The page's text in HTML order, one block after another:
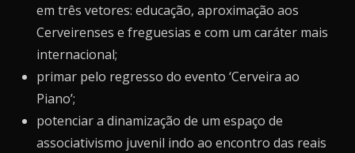
em três vetores: educação, aproximação aos
Cerveirenses e freguesias e com um caráter mais
internacional;
primar pelo regresso do evento ‘Cerveira ao
Piano’;
potenciar a dinamização de um espaço de
associativismo juvenil indo ao encontro das reais